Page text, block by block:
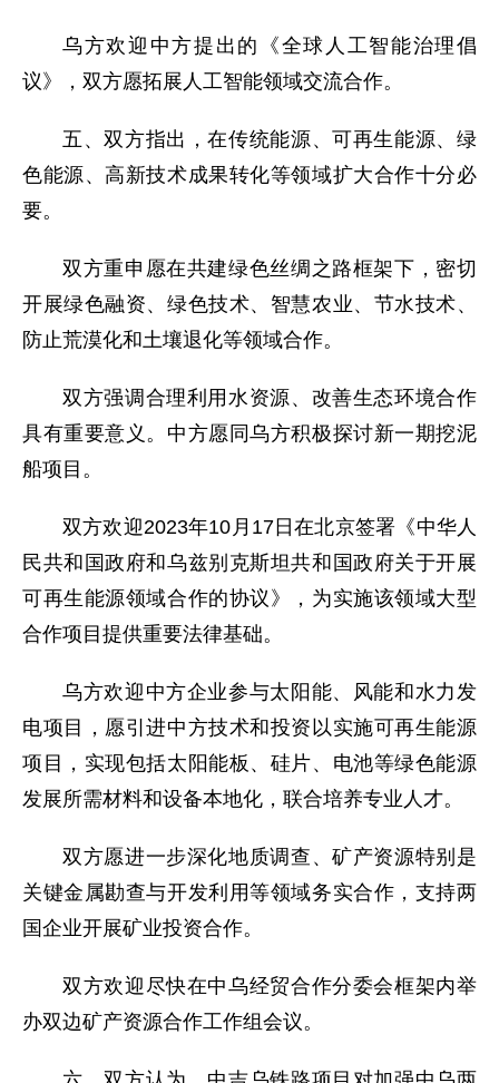
乌方欢迎中方提出的《全球人工智能治理倡
议》，双方愿拓展人工智能领域交流合作。
五、双方指出，在传统能源、可再生能源、绿
色能源、高新技术成果转化等领域扩大合作十分必
要。
双方重申愿在共建绿色丝绸之路框架下，密切
开展绿色融资、绿色技术、智慧农业、节水技术、
防止荒漠化和土壤退化等领域合作。
双方强调合理利用水资源、改善生态环境合作
具有重要意义。中方愿同乌方积极探讨新一期挖泥
船项目。
双方欢迎2023年10月17日在北京签署《中华人
民共和国政府和乌兹别克斯坦共和国政府关于开展
可再生能源领域合作的协议》，为实施该领域大型
合作项目提供重要法律基础。
乌方欢迎中方企业参与太阳能、风能和水力发
电项目，愿引进中方技术和投资以实施可再生能源
项目，实现包括太阳能板、硅片、电池等绿色能源
发展所需材料和设备本地化，联合培养专业人才。
双方愿进一步深化地质调查、矿产资源特别是
关键金属勘查与开发利用等领域务实合作，支持两
国企业开展矿业投资合作。
双方欢迎尽快在中乌经贸合作分委会框架内举
办双边矿产资源合作工作组会议。